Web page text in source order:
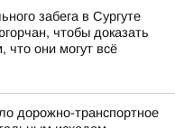
забега в Сургуте
чтобы доказать
они могут всё
дорожно-транспортное